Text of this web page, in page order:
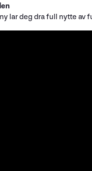
lar deg dra full nytte av